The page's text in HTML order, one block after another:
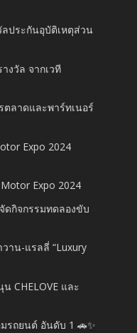
ประกันอุบัติเหตุส่วน
งวัล จากเวที
ตลาดและพาร์ทเนอร์
Expo 2024
Expo 2024
ดกิจกรรมทดลองขับ
าน-แรลลี่ “Luxury
CHELOVE และ
รถยนต์ อันดับ 1 🚗✨